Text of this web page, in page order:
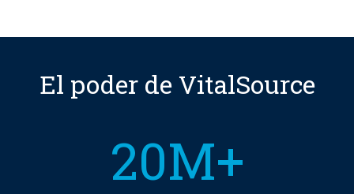
El poder de VitalSource
20M+